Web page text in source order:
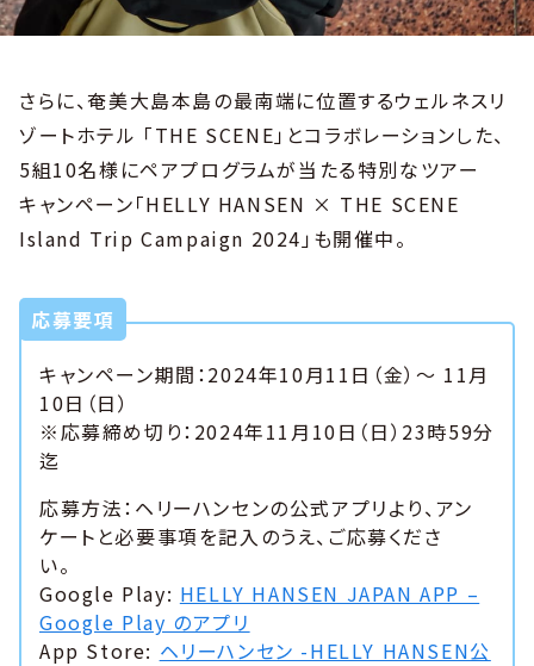
さらに、奄美大島本島の最南端に位置するウェルネスリ
ゾートホテル 「THE SCENE」とコラボレーションした、
5組10名様にペアプログラムが当たる特別なツアー
キャンペーン「HELLY HANSEN × THE SCENE
Island Trip Campaign 2024」も開催中。
応募要項
キャンペーン期間：2024年10月11日（金）～ 11月
10日（日）
※応募締め切り：2024年11月10日（日）23時59分
迄
応募方法：ヘリーハンセンの公式アプリより、アン
ケートと必要事項を記入のうえ、ご応募くださ
い。
Google Play: HELLY HANSEN JAPAN APP –
Google Play のアプリ
App Store: ヘリーハンセン -HELLY HANSEN公